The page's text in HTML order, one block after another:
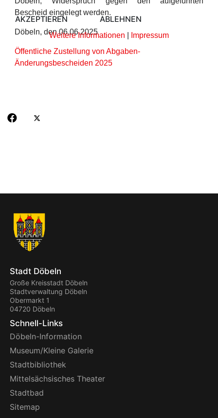
Bescheid eingelegt werden.
Döbeln, den 06.06.2025
Öffentliche Zustellung von Abgaben-
Änderungsbescheiden 2025
Stadt Döbeln
Große Kreisstadt Döbeln
Stadtverwaltung Döbeln
Obermarkt 1
04720 Döbeln
Schnell-Links
Döbeln-Information
Museum/Kleine Galerie
Stadtbibliothek
Mittelsächsisches Theater
Stadtbad
Sitemap
AKZEPTIEREN ABLEHNEN
Weitere Informationen Impressum